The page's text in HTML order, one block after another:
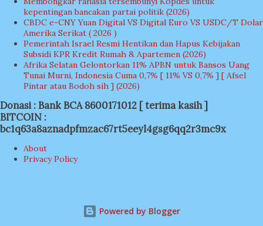
kepentingan bancakan partai politik (2026)
CBDC e-CNY Yuan Digital VS Digital Euro VS USDC/T Dolar
Amerika Serikat ( 2026 )
Pemerintah Israel Resmi Hentikan dan Hapus Kebijakan
Subsidi KPR Kredit Rumah & Apartemen (2026)
Afrika Selatan Gelontorkan 11% APBN untuk Bansos Uang
Tunai Murni, Indonesia Cuma 0,7% [ 11% VS 0,7% ] [ Afsel
Pintar atau Bodoh sih ] (2026)
Donasi : Bank BCA 8600171012 [ terima kasih ]
BITCOIN :
bc1q63a8aznadpfmzac67rt5eeyl4gsg6qq2r3mc9x
About
Privacy Policy
Powered by Blogger